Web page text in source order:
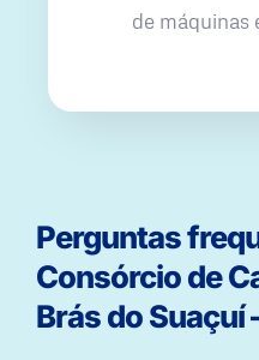
de máquinas
Perguntas
Consórcio de
Brás do Suaçuí